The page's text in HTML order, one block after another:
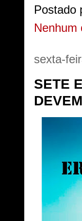
Postado
Nenhum
sexta-
SETE